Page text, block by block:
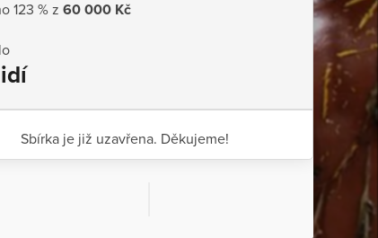
123 % z 60 000 Kč
Sbírka je již uzavřena. Děkujeme!